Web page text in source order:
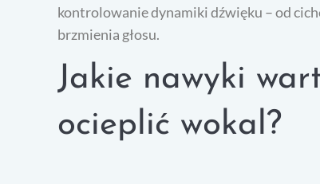
kontrolowanie dynamiki dźwięku – od
brzmienia głosu.
Jakie nawyki
ocieplić wokal?